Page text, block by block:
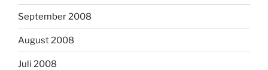
September 2008
August 2008
Juli 2008